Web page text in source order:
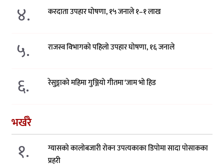
४. करदाता उपहार घोषणा, १५ जनाले १–१ लाख
५. राजस्व विभागको पहिलो उपहार घोषणा, १६ जनाले
६. रेसुङ्गाको महिमा गुञ्जियो गीतमा ‘जाम भो हिड
भर्खरै
१.
ग्यासको कालोबजारी रोक्न उपत्यकाका डिपोमा सादा पोसाकका
प्रहरी